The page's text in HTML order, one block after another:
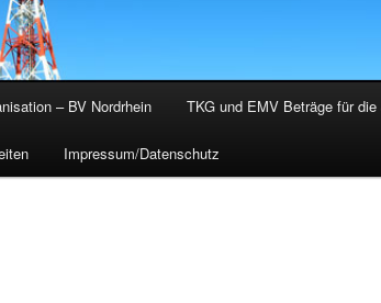
– BV Nordrhein TKG und EMV Beträge für
Impressum/Datenschutz